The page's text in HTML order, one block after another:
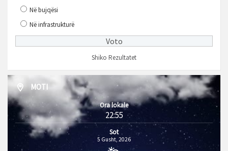
Në bujqësi
Në infrastrukturë
Shiko Rezultatet
MOTI
Ora lokale
22:55
Sot
5 Gusht, 2026